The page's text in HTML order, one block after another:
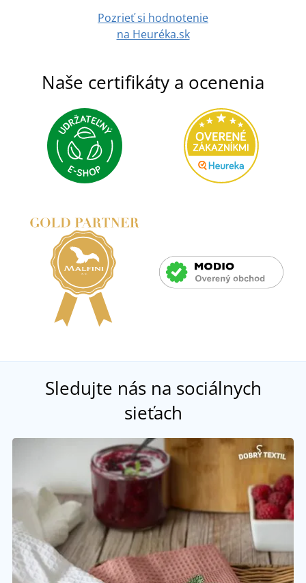
Pozrieť si hodnotenie
na Heuréka.sk
Naše certifikáty a ocenenia
Sledujte nás na sociálnych
sieťach